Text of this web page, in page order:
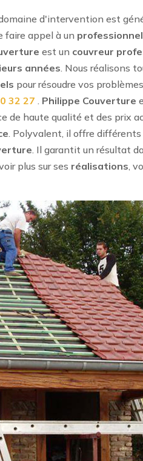
d'intervention est
faire appel à un professionnel
est un couvreur
années. Nous réalisons
pour résoudre vos
32 27 . Philippe Couverture
de haute qualité et des prix
. Polyvalent, il offre différents
. Il garantit un résultat
plus sur ses réalisations,